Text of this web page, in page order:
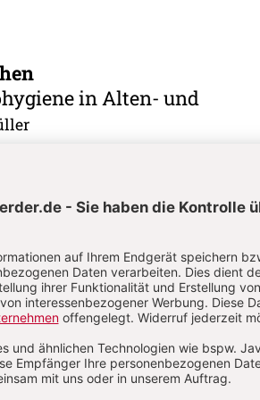
in Alten- und
eine zeitgerechte
sie werden es dir sagen“